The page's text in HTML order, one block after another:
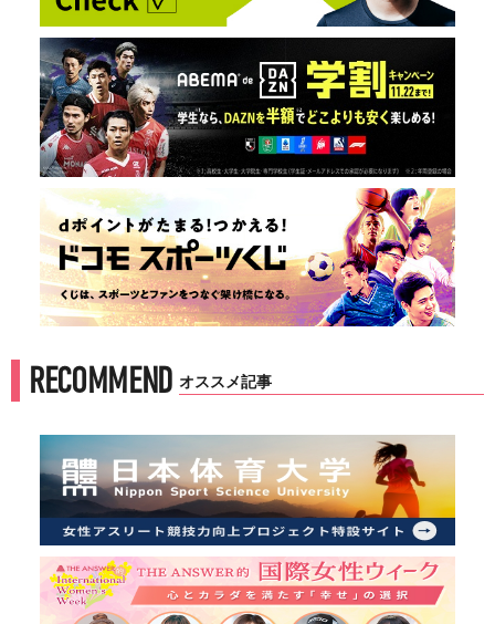
RECOMMEND オススメ記事